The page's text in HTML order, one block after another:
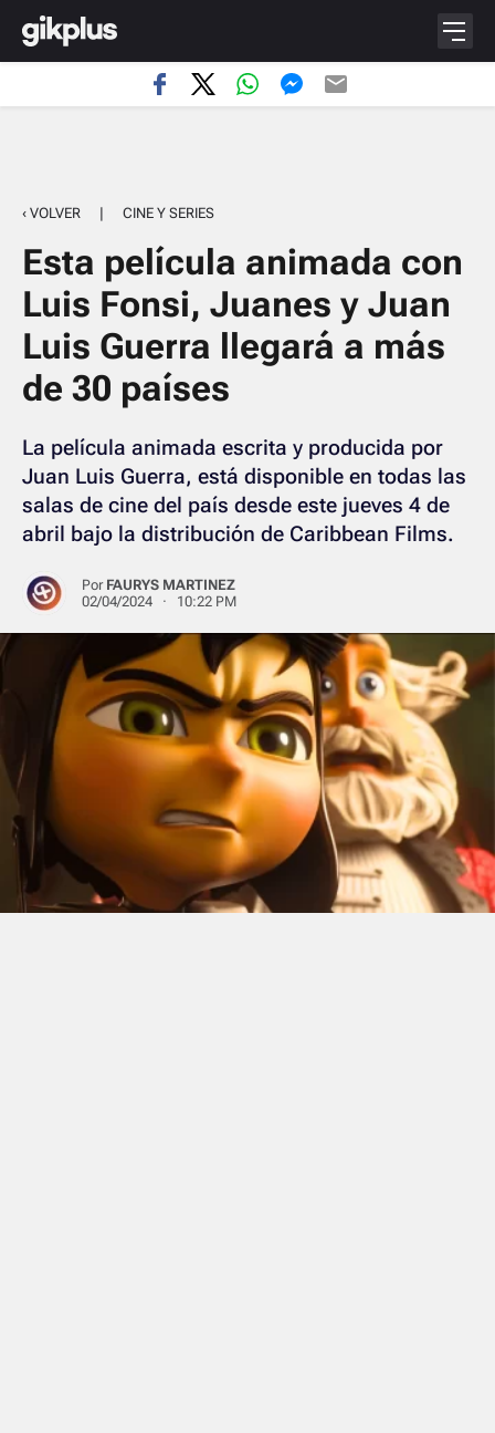
‹ VOLVER | CINE Y SERIES
Esta película animada con
Luis Fonsi, Juanes y Juan
Luis Guerra llegará a más
de 30 países
La película animada escrita y producida por
Juan Luis Guerra, está disponible en todas las
salas de cine del país desde este jueves 4 de
abril bajo la distribución de Caribbean Films.
Por FAURYS MARTINEZ
02/04/2024 · 10:22 PM